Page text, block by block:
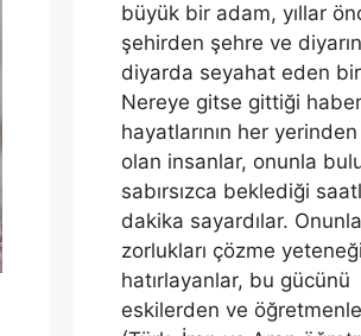
büyük bir adam, yıllar
şehirden şehre ve
diyarda seyahat eden
Nereye gitse gittiği
hayatlarının her
olan insanlar, onunla
sabırsızca beklediği
dakika sayardılar.
zorlukları çözme
hatırlayanlar, bu gücünü
eskilerden ve